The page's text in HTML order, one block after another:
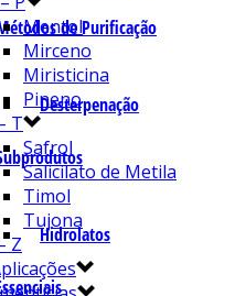
de Purificação
Desterpenação
Hidrolatos
Mentol
Mirceno
Miristicina
Pineno
T
Safrol
Salicilato de Metila
Timol
Tujona
Z